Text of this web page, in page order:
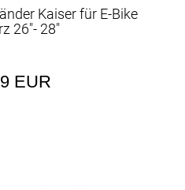
Kaiser für E-Bike
26"- 28"
EUR